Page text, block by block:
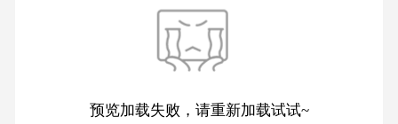
预览加载失败，请重新加载试试~